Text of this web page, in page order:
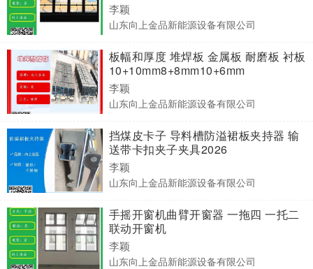
李颖
山东向上金品新能源设备有限公司
板幅和厚度 堆焊板 金属板 耐磨板 衬板
10+10mm8+8mm10+6mm
李颖
山东向上金品新能源设备有限公司
挡煤皮卡子 导料槽防溢裙板夹持器 输
送带卡扣夹子夹具2026
李颖
山东向上金品新能源设备有限公司
手摇开窗机曲臂开窗器 一拖四 一托二
联动开窗机
李颖
山东向上金品新能源设备有限公司